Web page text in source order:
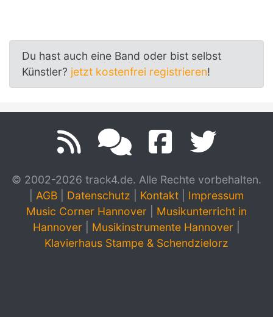
Du hast auch eine Band oder bist selbst
Künstler? jetzt kostenfrei registrieren!
© 2002-2026 track4.de. Alle Rechte vorbehalten.
AGB Datenschutz Kontakt
Impressum
Music Corner Hannover
Musikunterricht in
Hannover
Musikinstrumente Hannover
Klavierhaus Stampe & Schendzielorz